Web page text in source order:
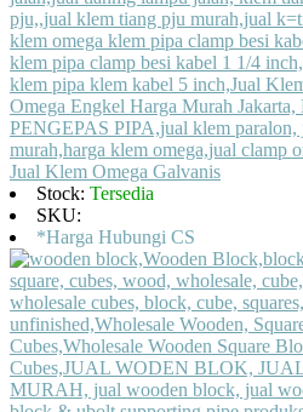
Jual Klem Omega Galvanis
Stock: Tersedia
SKU:
*Harga Hubungi CS